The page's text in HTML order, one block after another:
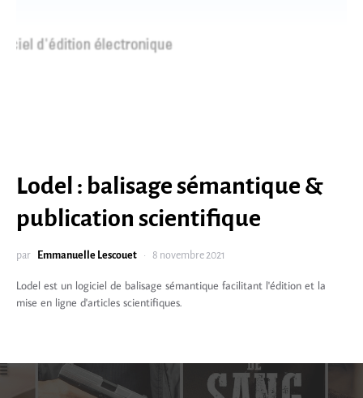
Lodel : balisage sémantique &
publication scientifique
par Emmanuelle Lescouet 8 novembre 2021
Lodel est un logiciel de balisage sémantique facilitant l'édition et la
mise en ligne d'articles scientifiques.